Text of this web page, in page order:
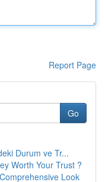
Report Page
Go
Durum ve Tr...
Worth Your Trust ?
Look